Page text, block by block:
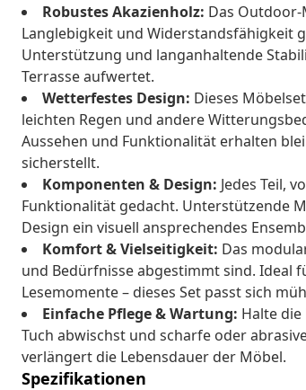
Robustes Akazienholz: Das
Langlebigkeit und Widerstandsfähigkeit
Unterstützung und langanhaltende
Terrasse aufwertet.
Wetterfestes Design: Dieses
leichten Regen und andere
Aussehen und Funktionalität erhalten
sicherstellt.
Komponenten & Design: Jedes Teil,
Funktionalität gedacht. Unterstützende
Design ein visuell ansprechendes
Komfort & Vielseitigkeit: Das
und Bedürfnisse abgestimmt sind. Ideal
Lesemomente – dieses Set passt sich
Einfache Pflege & Wartung: Halte
Tuch abwischst und scharfe oder
verlängert die Lebensdauer der Möbel.
Spezifikationen